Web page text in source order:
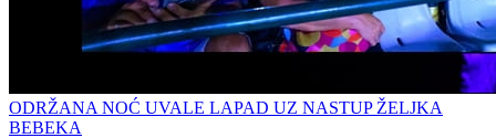
ODRŽANA NOĆ UVALE LAPAD UZ NASTUP ŽELJKA
BEBEKA